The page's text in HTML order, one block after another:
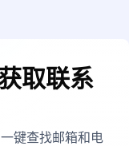
取联系
键查找邮箱和电